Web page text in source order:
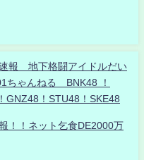
報 地下格闘アイドルだい
ちゃんねる BNK48 ！
GNZ48！STU48！SKE48
！！ネット乞食DE2000万